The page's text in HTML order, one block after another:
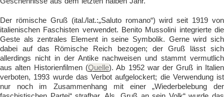
Der römische Gruß (ital./lat.:„Saluto romano“) wird seit 1919 von
italienischen Faschisten verwendet. Benito Mussolini integrierte die
Geste als zentrales Element in seine Symbolik. Gerne wird sich
dabei auf das Römische Reich bezogen; der Gruß lässt sich
allerdings nicht in der Antike nachweisen und stammt vermutlich
aus alten Historienfilmen (Quelle). Ab 1952 war der Gruß in Italien
verboten, 1993 wurde das Verbot aufgelockert; die Verwendung ist
nur noch im Zusammenhang mit einer „Wiederbelebung der